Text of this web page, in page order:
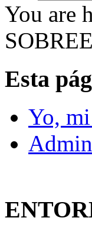
You are
Esta
Yo,